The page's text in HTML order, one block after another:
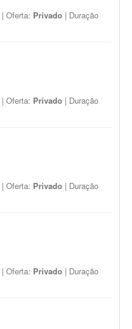
| Oferta: Privado | Duração
| Oferta: Privado | Duração
| Oferta: Privado | Duração
| Oferta: Privado | Duração